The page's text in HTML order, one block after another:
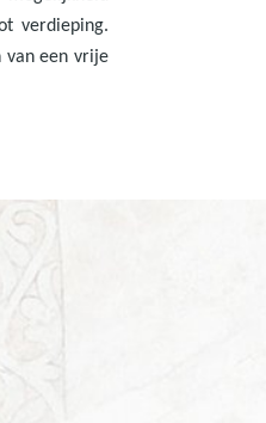
verdieping.
van een vrije